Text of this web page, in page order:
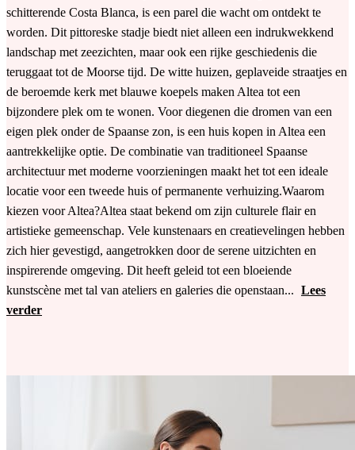
schitterende Costa Blanca, is een parel die wacht om ontdekt te
worden. Dit pittoreske stadje biedt niet alleen een indrukwekkend
landschap met zeezichten, maar ook een rijke geschiedenis die
teruggaat tot de Moorse tijd. De witte huizen, geplaveide straatjes en
de beroemde kerk met blauwe koepels maken Altea tot een
bijzondere plek om te wonen. Voor diegenen die dromen van een
eigen plek onder de Spaanse zon, is een huis kopen in Altea een
aantrekkelijke optie. De combinatie van traditioneel Spaanse
architectuur met moderne voorzieningen maakt het tot een ideale
locatie voor een tweede huis of permanente verhuizing.Waarom
kiezen voor Altea?Altea staat bekend om zijn culturele flair en
artistieke gemeenschap. Vele kunstenaars en creatievelingen hebben
zich hier gevestigd, aangetrokken door de serene uitzichten en
inspirerende omgeving. Dit heeft geleid tot een bloeiende
kunstscène met tal van ateliers en galeries die openstaan... Lees
verder